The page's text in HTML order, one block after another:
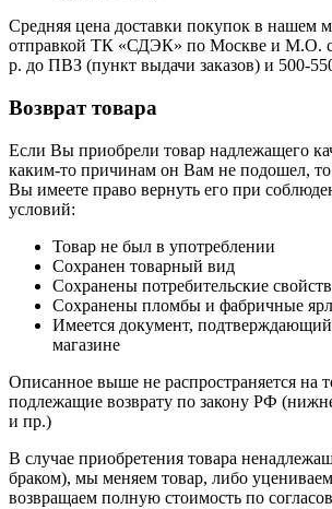
Средняя цена доставки покупок в нашем
отправкой ТК «СДЭК» по Москве и М.О.
р. до ПВЗ (пункт выдачи заказов) и 500-
Возврат товара
Если Вы приобрели товар надлежащего
каким-то причинам он Вам не подошел,
Вы имеете право вернуть его при
условий:
Товар не был в употреблении
Сохранен товарный вид
Сохранены потребительские
Сохранены пломбы и фабричные
Имеется документ,
магазине
Описанное выше не распространяется на
подлежащие возврату по закону РФ
и пр.)
В случае приобретения товара
браком), мы меняем товар, либо
возвращаем полную стоимость по